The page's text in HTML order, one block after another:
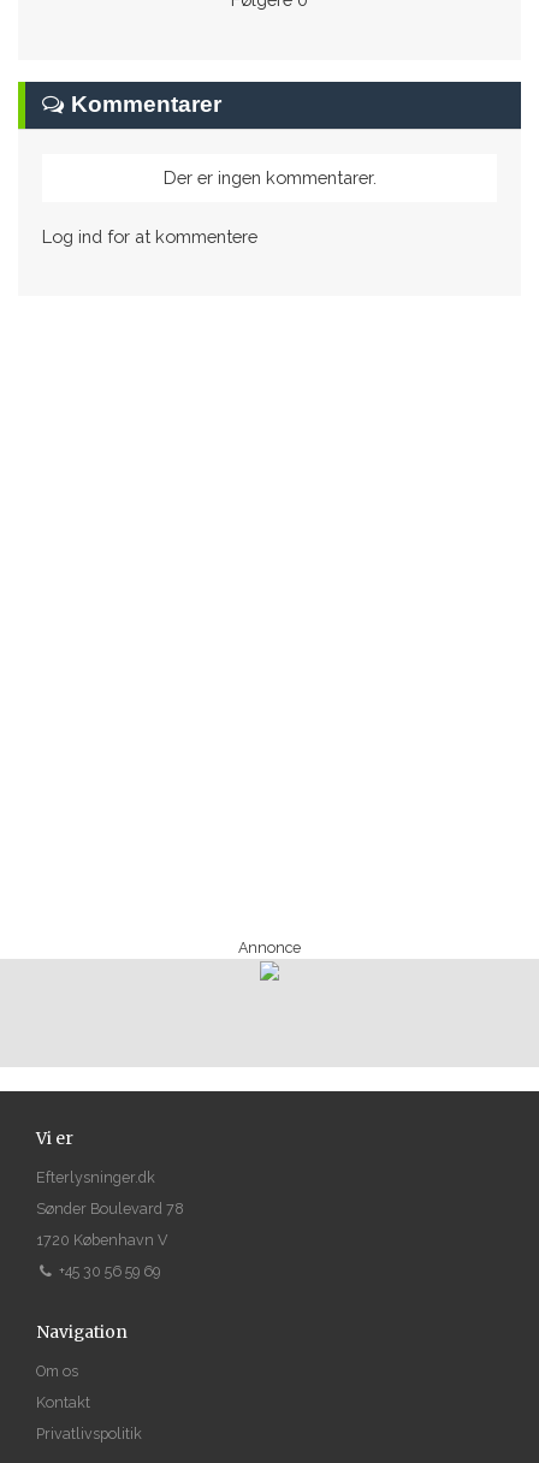
Kommentarer
Der er ingen kommentarer.
Log ind for at kommentere
Annonce
Vi er
Efterlysninger.dk
Sønder Boulevard 78
1720 København V
+45 30 56 59 69
Navigation
Om os
Kontakt
Privatlivspolitik